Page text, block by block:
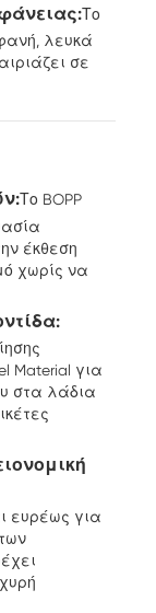
Το
λευκά
σε
Το BOPP
έκθεση
χωρίς να
Material για
στα λάδια
ευρέως για